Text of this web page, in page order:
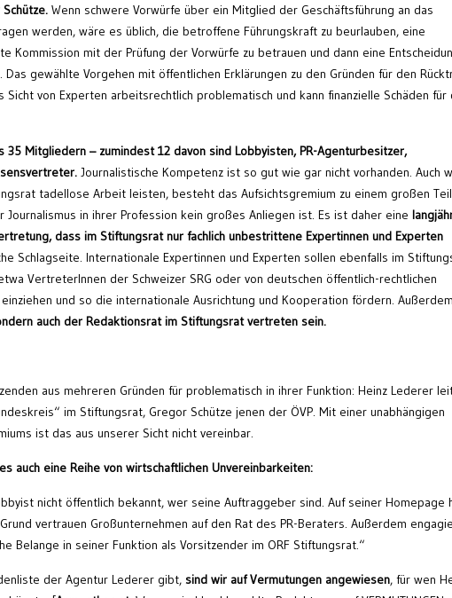
Wenn schwere Vorwürfe über ein Mitglied der Geschäftsführung an das
werden, wäre es üblich, die betroffene Führungskraft zu beurlauben, eine
Kommission mit der Prüfung der Vorwürfe zu betrauen und dann eine
gewählte Vorgehen mit öffentlichen Erklärungen zu den Gründen für den
von Experten arbeitsrechtlich problematisch und kann finanzielle Schäden für
Mitgliedern – zumindest 12 davon sind Lobbyisten, PR-Agenturbesitzer,
Journalistische Kompetenz ist so gut wie gar nicht vorhanden. Auch
tadellose Arbeit leisten, besteht das Aufsichtsgremium zu einem großen
in ihrer Profession kein großes Anliegen ist. Es ist daher eine
dass im Stiftungsrat nur fachlich unbestrittene Expertinnen und Experten
Schlagseite. Internationale Expertinnen und Experten sollen ebenfalls im
VertreterInnen der Schweizer SRG oder von deutschen öffentlich-rechtlichen
und so die internationale Ausrichtung und Kooperation fördern. Außerdem
auch der Redaktionsrat im Stiftungsrat vertreten sein.
aus mehreren Gründen für problematisch in ihrer Funktion: Heinz Lederer
im Stiftungsrat, Gregor Schütze jenen der ÖVP. Mit einer unabhängigen
ist das aus unserer Sicht nicht vereinbar.
auch eine Reihe von wirtschaftlichen Unvereinbarkeiten:
nicht öffentlich bekannt, wer seine Auftraggeber sind. Auf seiner Homepage
vertrauen Großunternehmen auf den Rat des PR-Beraters. Außerdem
Belange in seiner Funktion als Vorsitzender im ORF Stiftungsrat.“
der Agentur Lederer gibt, sind wir auf Vermutungen angewiesen, für wen